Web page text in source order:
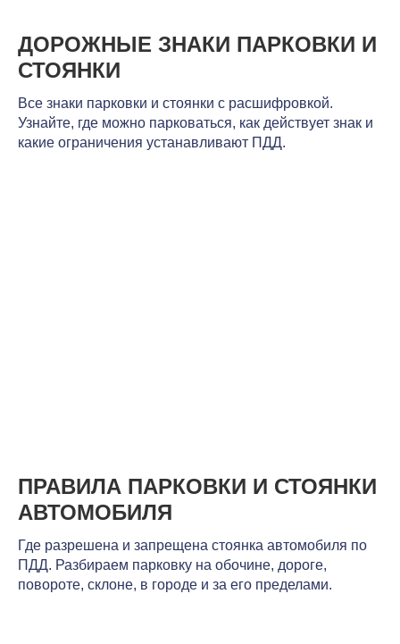
ДОРОЖНЫЕ ЗНАКИ ПАРКОВКИ И
СТОЯНКИ
Все знаки парковки и стоянки с расшифровкой.
Узнайте, где можно парковаться, как действует знак и
какие ограничения устанавливают ПДД.
ПРАВИЛА ПАРКОВКИ И СТОЯНКИ
АВТОМОБИЛЯ
Где разрешена и запрещена стоянка автомобиля по
ПДД. Разбираем парковку на обочине, дороге,
повороте, склоне, в городе и за его пределами.